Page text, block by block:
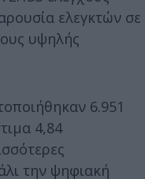
ελεγκτών σε
υψηλής
6.951
4,84
την ψηφιακή